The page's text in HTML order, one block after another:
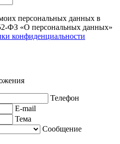
персональных данных в
ФЗ «О персональных данных»
конфиденциальности
Телефон
E-mail
Тема
Сообщение